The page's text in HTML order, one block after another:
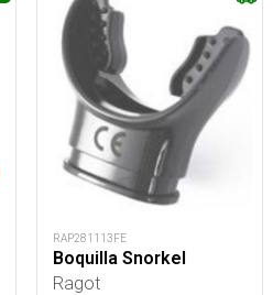
RAP281113FE
Boquilla Snorkel
Ragot